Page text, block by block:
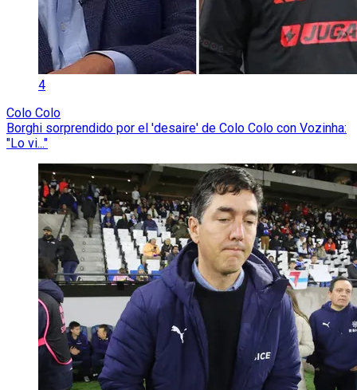
4
Colo Colo
Borghi sorprendido por el 'desaire' de Colo Colo con Vozinha:
"Lo vi..."